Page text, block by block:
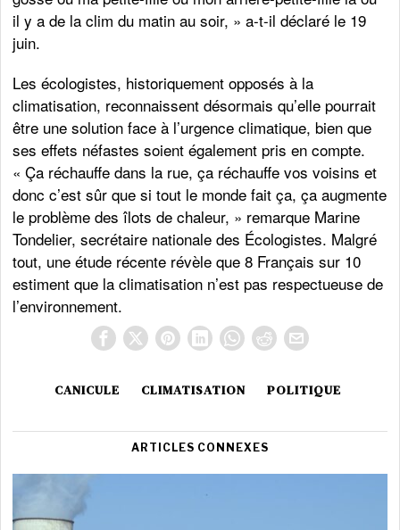
il y a de la clim du matin au soir, » a-t-il déclaré le 19
juin.
Les écologistes, historiquement opposés à la
climatisation, reconnaissent désormais qu’elle pourrait
être une solution face à l’urgence climatique, bien que
ses effets néfastes soient également pris en compte.
« Ça réchauffe dans la rue, ça réchauffe vos voisins et
donc c’est sûr que si tout le monde fait ça, ça augmente
le problème des îlots de chaleur, » remarque Marine
Tondelier, secrétaire nationale des Écologistes. Malgré
tout, une étude récente révèle que 8 Français sur 10
estiment que la climatisation n’est pas respectueuse de
l’environnement.
CANICULE CLIMATISATION POLITIQUE
ARTICLES CONNEXES